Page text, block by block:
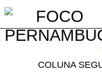
COLUNA